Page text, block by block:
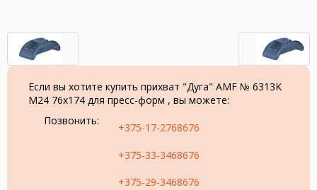
Если вы хотите купить прихват "Дуга" AMF № 6313K
М24 76х174 для пресс-форм , вы можете:
Позвонить:
+375-17-2768676
+375-33-3468676
+375-29-3468676